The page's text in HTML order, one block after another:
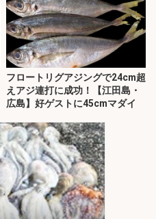
フロートリグアジングで24cm超
えアジ連打に成功！【江田島・
広島】好ゲストに45cmマダイ